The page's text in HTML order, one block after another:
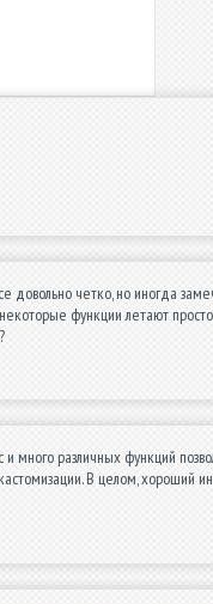
четко, но иногда
функции летают
различных функций
В целом, хороший